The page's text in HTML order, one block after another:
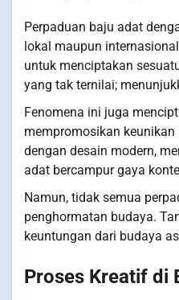
Perpaduan baju adat
lokal maupun
untuk menciptakan
yang tak ternilai;
Fenomena ini juga
mempromosikan
dengan desain modern,
adat bercampur gaya
Namun, tidak semua
penghormatan budaya.
keuntungan dari budaya
Proses Kreatif di